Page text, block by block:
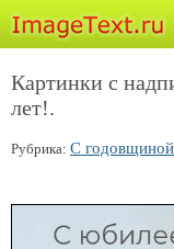
Картинки с
лет!.
Рубрика: С